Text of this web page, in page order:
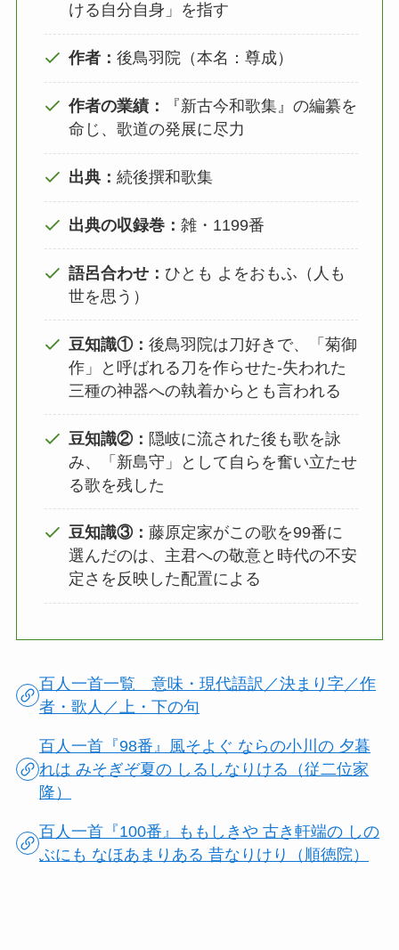
ける自分自身」を指す
作者：後鳥羽院（本名：尊成）
作者の業績：
『新古今和歌集』の編纂を
命じ、歌道の発展に尽力
出典：続後撰和歌集
出典の収録巻：雑・1199番
語呂合わせ： ひとも よをおもふ（人も
世を思う）
豆知識①：後鳥羽院は刀好きで、「菊御
作」と呼ばれる刀を作らせた‐失われた
三種の神器への執着からとも言われる
豆知識②： 隠岐に流された後も歌を詠
み、「新島守」として自らを奮い立たせ
る歌を残した
豆知識③：藤原定家がこの歌を99番に
選んだのは、主君への敬意と時代の不安
定さを反映した配置による
百人一首一覧 意味・現代語訳／決まり字／作
者・歌人／上・下の句
百人一首『98番』風そよぐ ならの小川の 夕暮
れは みそぎぞ夏の しるしなりける（従二位家
隆）
百人一首『100番』ももしきや 古き軒端の しの
ぶにも なほあまりある 昔なりけり（順徳院）